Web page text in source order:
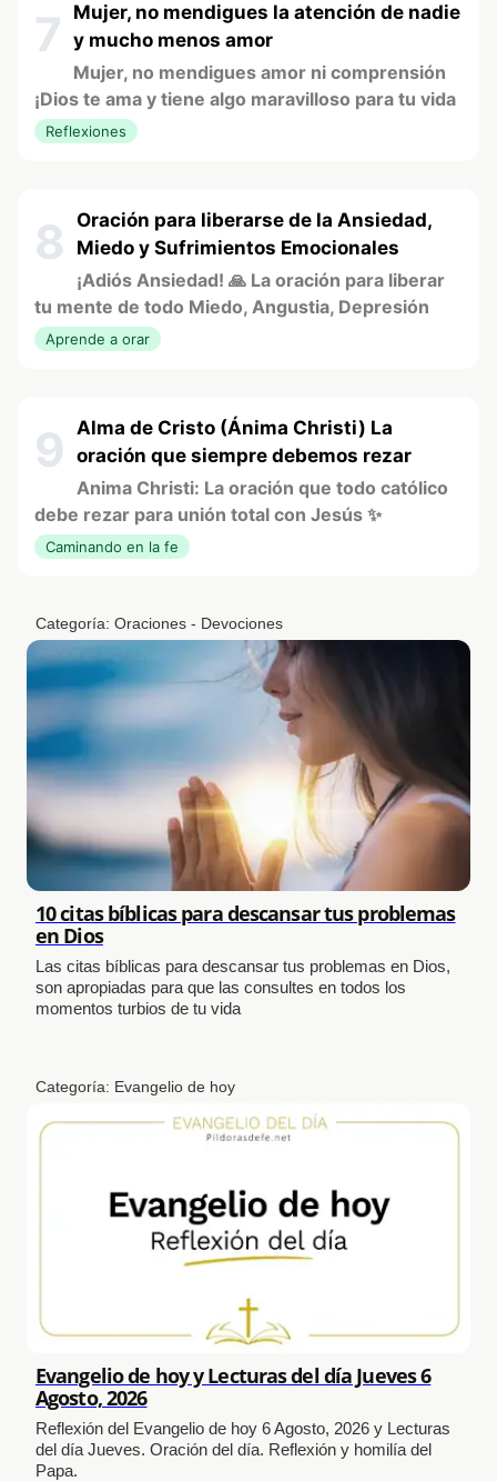
7
Mujer, no mendigues la atención de nadie
y mucho menos amor
Mujer, no mendigues amor ni comprensión
¡Dios te ama y tiene algo maravilloso para tu vida
Reflexiones
8
Oración para liberarse de la Ansiedad,
Miedo y Sufrimientos Emocionales
¡Adiós Ansiedad! 🙏 La oración para liberar
tu mente de todo Miedo, Angustia, Depresión
Aprende a orar
9
Alma de Cristo (Ánima Christi) La
oración que siempre debemos rezar
Anima Christi: La oración que todo católico
debe rezar para unión total con Jesús ✨
Caminando en la fe
Categoría: Oraciones - Devociones
10 citas bíblicas para descansar tus problemas
en Dios
Las citas bíblicas para descansar tus problemas en Dios,
son apropiadas para que las consultes en todos los
momentos turbios de tu vida
Categoría: Evangelio de hoy
Evangelio de hoy y Lecturas del día Jueves 6
Agosto, 2026
Reflexión del Evangelio de hoy 6 Agosto, 2026 y Lecturas
del día Jueves. Oración del día. Reflexión y homilía del
Papa.